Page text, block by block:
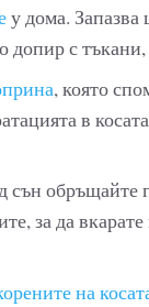
у дома. Запазва
с
, която
в
сън обръщайте
за да
на